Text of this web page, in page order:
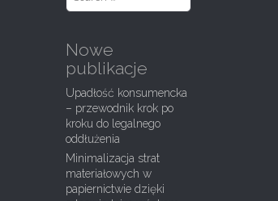
c
h
f
o
r
:
Nowe
publikacje
Upadłość konsumencka
– przewodnik krok po
kroku do legalnego
oddłużenia
Minimalizacja strat
materiałowych w
papiernictwie dzięki